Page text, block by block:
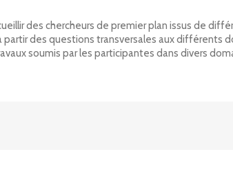
des chercheurs de premier plan issus de
des questions transversales aux différents
soumis par les participantes dans divers